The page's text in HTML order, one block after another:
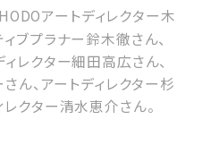
アートディレクター木
ブプラナー鈴木徹さん、
レクター細田高広さん、
ん、アートディレクター杉
クター清水恵介さん。